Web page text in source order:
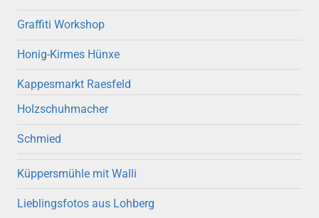
Graffiti Workshop
Honig-Kirmes Hünxe
Kappesmarkt Raesfeld
Holzschuhmacher
Schmied
Küppersmühle mit Walli
Lieblingsfotos aus Lohberg